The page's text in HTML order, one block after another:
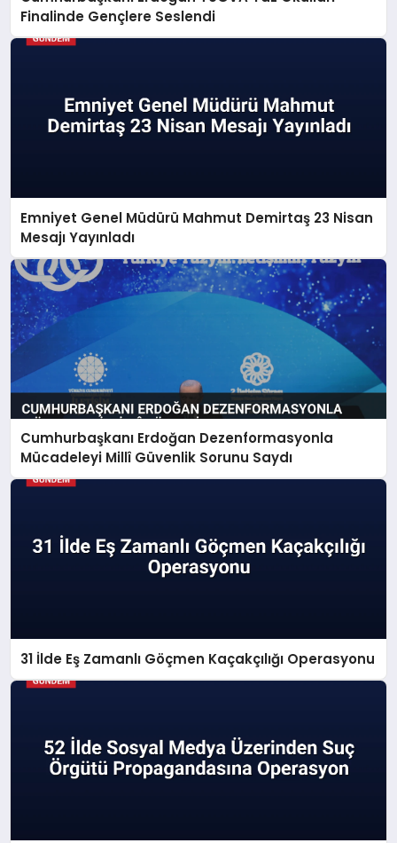
Finalinde Gençlere Seslendi
Emniyet Genel Müdürü Mahmut Demirtaş 23 Nisan
Mesajı Yayınladı
Cumhurbaşkanı Erdoğan Dezenformasyonla
Mücadeleyi Millî Güvenlik Sorunu Saydı
31 İlde Eş Zamanlı Göçmen Kaçakçılığı Operasyonu